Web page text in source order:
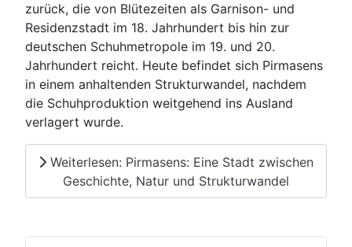
zurück, die von Blütezeiten als Garnison- und
Residenzstadt im 18. Jahrhundert bis hin zur
deutschen Schuhmetropole im 19. und 20.
Jahrhundert reicht. Heute befindet sich Pirmasens
in einem anhaltenden Strukturwandel, nachdem
die Schuhproduktion weitgehend ins Ausland
verlagert wurde.
Weiterlesen: Pirmasens: Eine Stadt zwischen
Geschichte, Natur und Strukturwandel